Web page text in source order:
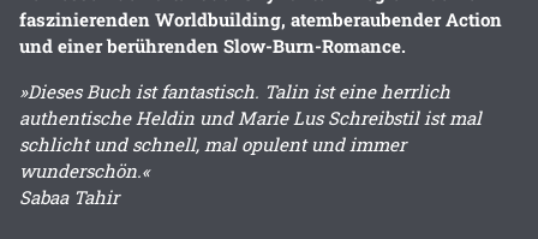
faszinierenden Worldbuilding, atemberaubender Action
und einer berührenden Slow-Burn-Romance.
»Dieses Buch ist fantastisch. Talin ist eine herrlich
authentische Heldin und Marie Lus Schreibstil ist mal
schlicht und schnell, mal opulent und immer
wunderschön.«
Sabaa Tahir